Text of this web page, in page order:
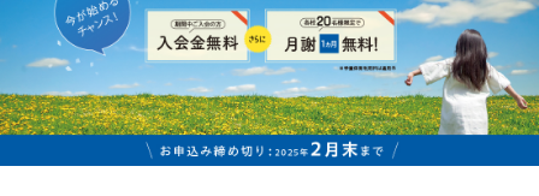
生徒・保護者の声
スタッフ紹介
アクセス